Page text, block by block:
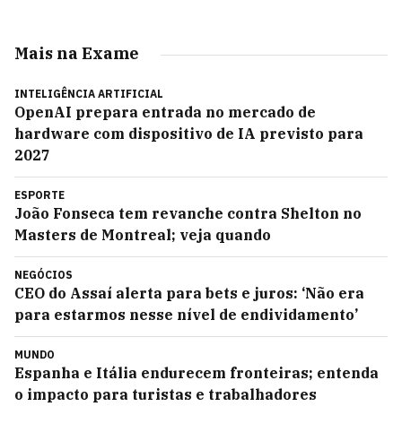
Mais na Exame
INTELIGÊNCIA ARTIFICIAL
OpenAI prepara entrada no mercado de
hardware com dispositivo de IA previsto para
2027
ESPORTE
João Fonseca tem revanche contra Shelton no
Masters de Montreal; veja quando
NEGÓCIOS
CEO do Assaí alerta para bets e juros: ‘Não era
para estarmos nesse nível de endividamento’
MUNDO
Espanha e Itália endurecem fronteiras; entenda
o impacto para turistas e trabalhadores